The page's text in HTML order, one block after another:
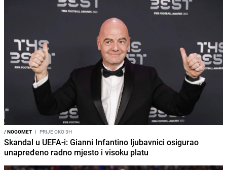
/NOGOMET I PRIJE OKO 3H
Skandal u UEFA-i: Gianni Infantino ljubavnici osigurao
unapređeno radno mjesto i visoku platu